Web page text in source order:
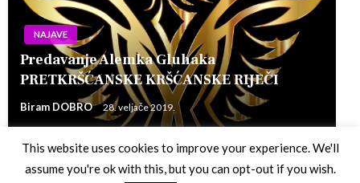
NAJAVE
Predavanje Alemka Gluhaka
PRETKRŠĆANSKE KRŠĆANSKE RIJEČI
Biram DOBRO 28. veljače 2019.
This website uses cookies to improve your experience. We'll
assume you're ok with this, but you can opt-out if you wish.